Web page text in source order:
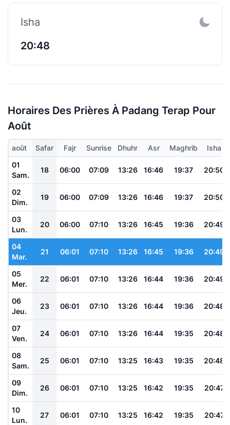
Isha
20:48
Horaires Des Prières À Padang Terap Pour
Août
août Safar Fajr Sunrise Dhuhr Asr Maghrib
Isha
01
Sam.
18 06:00 07:09 13:26 16:46 19:37 20:50
02
Dim.
19 06:00 07:09 13:26 16:46 19:37 20:50
03
Lun.
20 06:00 07:10 13:26 16:45 19:36 20:49
04
Mar.
21 06:01 07:10 13:26 16:45 19:36 20:49
05
Mer.
22 06:01 07:10 13:26 16:44 19:36 20:49
06
Jeu.
23 06:01 07:10 13:26 16:44 19:36 20:48
07
Ven.
24 06:01 07:10 13:26 16:44 19:35 20:48
08
Sam.
25 06:01 07:10 13:25 16:43 19:35 20:48
09
Dim.
26 06:01 07:10 13:25 16:42 19:35 20:47
10
Lun.
27 06:01 07:10 13:25 16:42 19:35 20:47